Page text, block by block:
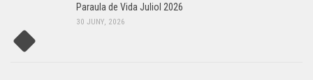
Paraula de Vida Juliol 2026
30 JUNY, 2026